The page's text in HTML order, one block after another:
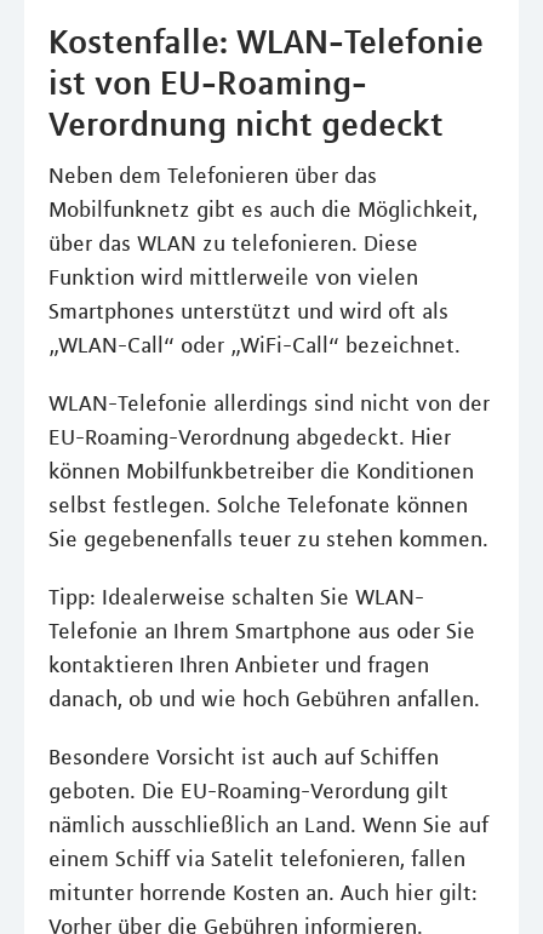
Kostenfalle: WLAN-Telefonie
ist von EU-Roaming-
Verordnung nicht gedeckt
Neben dem Telefonieren über das
Mobilfunknetz gibt es auch die Möglichkeit,
über das WLAN zu telefonieren. Diese
Funktion wird mittlerweile von vielen
Smartphones unterstützt und wird oft als
„WLAN-Call“ oder „WiFi-Call“ bezeichnet.
WLAN-Telefonie allerdings sind nicht von der
EU-Roaming-Verordnung abgedeckt. Hier
können Mobilfunkbetreiber die Konditionen
selbst festlegen. Solche Telefonate können
Sie gegebenenfalls teuer zu stehen kommen.
Tipp: Idealerweise schalten Sie WLAN-
Telefonie an Ihrem Smartphone aus oder Sie
kontaktieren Ihren Anbieter und fragen
danach, ob und wie hoch Gebühren anfallen.
Besondere Vorsicht ist auch auf Schiffen
geboten. Die EU-Roaming-Verordung gilt
nämlich ausschließlich an Land. Wenn Sie auf
einem Schiff via Satelit telefonieren, fallen
mitunter horrende Kosten an. Auch hier gilt:
Vorher über die Gebühren informieren.